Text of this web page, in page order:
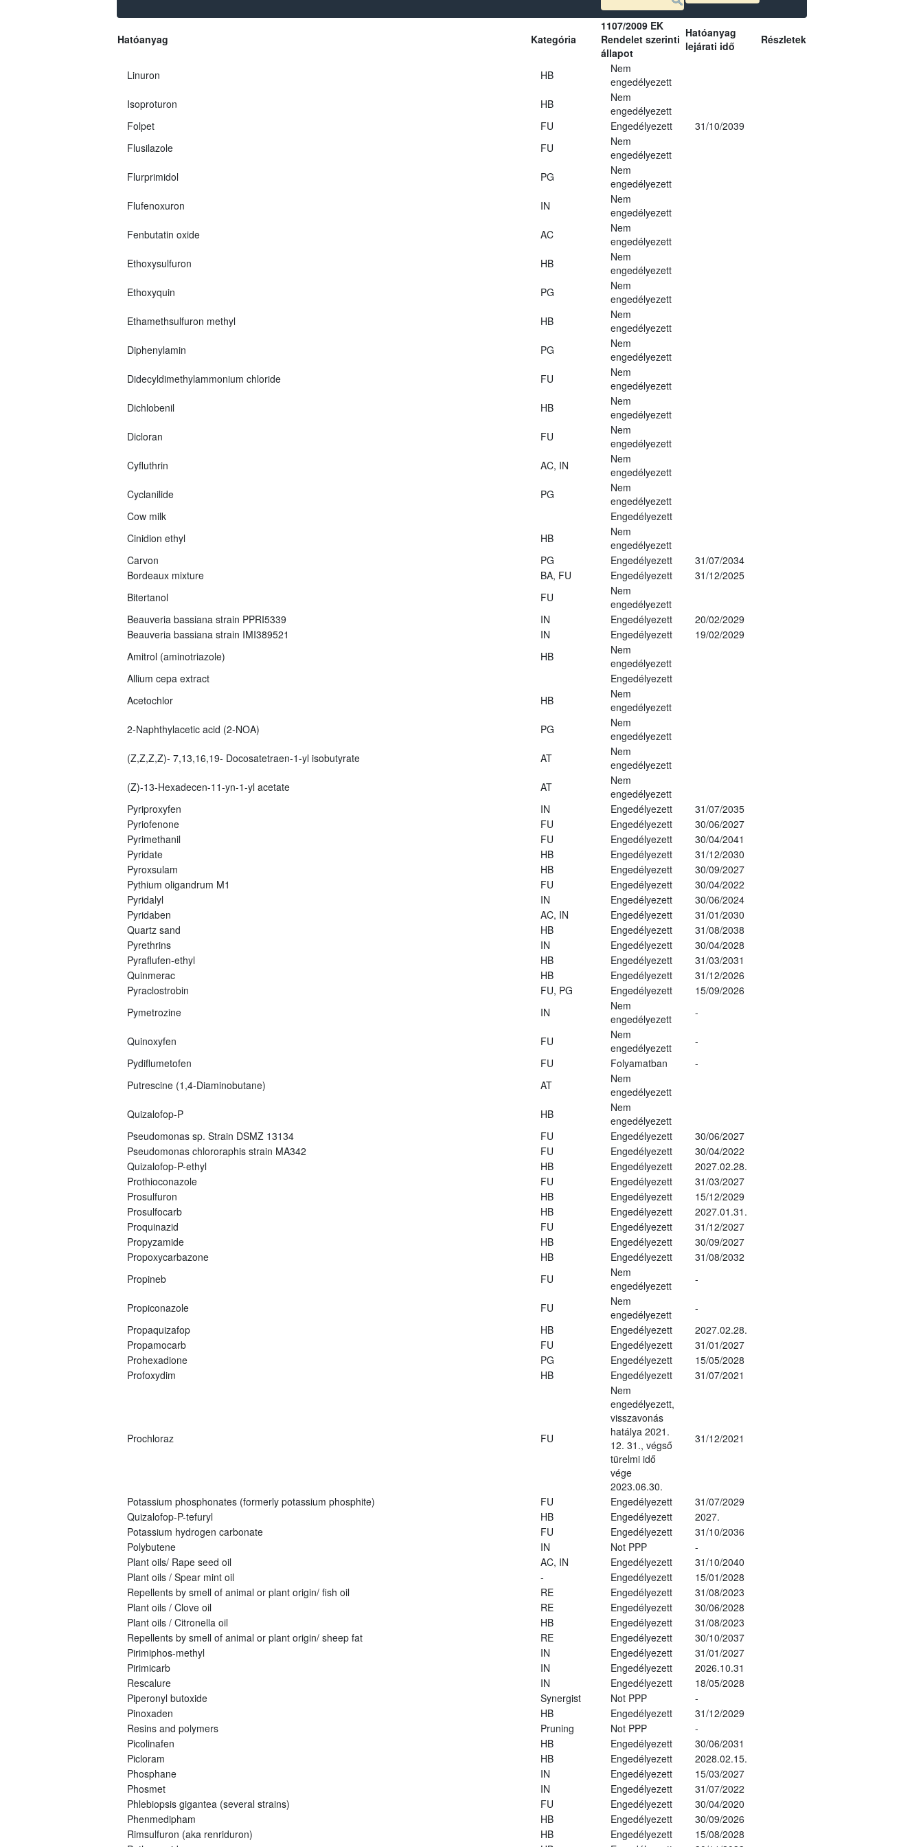
Hatóanyag Kategória
1107/2009 EK
Rendelet szerinti
állapot
Hatóanyag
lejárati idő
Részletek
Linuron HB
Nem
engedélyezett
Isoproturon
HB
Nem
engedélyezett
Folpet
FU Engedélyezett
31/10/2039
Flusilazole
FU
Nem
engedélyezett
Flurprimidol
PG
Nem
engedélyezett
Flufenoxuron
IN
Nem
engedélyezett
Fenbutatin oxide
AC
Nem
engedélyezett
Ethoxysulfuron
HB
Nem
engedélyezett
Ethoxyquin
PG
Nem
engedélyezett
Ethamethsulfuron methyl
HB
Nem
engedélyezett
Diphenylamin
PG
Nem
engedélyezett
Didecyldimethylammonium chloride
FU
Nem
engedélyezett
Dichlobenil
HB
Nem
engedélyezett
Dicloran
FU
Nem
engedélyezett
Cyfluthrin
AC, IN
Nem
engedélyezett
Cyclanilide
PG
Nem
engedélyezett
Cow milk
Engedélyezett
Cinidion ethyl
HB
Nem
engedélyezett
Carvon
PG Engedélyezett
31/07/2034
Bordeaux mixture
BA, FU Engedélyezett
31/12/2025
Bitertanol
FU
Nem
engedélyezett
Beauveria bassiana strain PPRI5339
IN Engedélyezett
20/02/2029
Beauveria bassiana strain IMI389521
IN Engedélyezett
19/02/2029
Amitrol (aminotriazole)
HB
Nem
engedélyezett
Allium cepa extract
Engedélyezett
Acetochlor
HB
Nem
engedélyezett
2-Naphthylacetic acid (2-NOA)
PG
Nem
engedélyezett
(Z,Z,Z,Z)- 7,13,16,19- Docosatetraen-1-yl isobutyrate
AT
Nem
engedélyezett
(Z)-13-Hexadecen-11-yn-1-yl acetate
AT
Nem
engedélyezett
Pyriproxyfen
IN Engedélyezett
31/07/2035
Pyriofenone
FU Engedélyezett
30/06/2027
Pyrimethanil
FU Engedélyezett
30/04/2041
Pyridate
HB Engedélyezett
31/12/2030
Pyroxsulam
HB Engedélyezett
30/09/2027
Pythium oligandrum M1
FU Engedélyezett
30/04/2022
Pyridalyl
IN Engedélyezett
30/06/2024
Pyridaben
AC, IN Engedélyezett
31/01/2030
Quartz sand
HB Engedélyezett
31/08/2038
Pyrethrins
IN Engedélyezett
30/04/2028
Pyraflufen-ethyl
HB Engedélyezett
31/03/2031
Quinmerac
HB Engedélyezett
31/12/2026
Pyraclostrobin
FU, PG Engedélyezett
15/09/2026
Pymetrozine
IN
Nem
engedélyezett
-
Quinoxyfen FU
Nem
engedélyezett
-
Pydiflumetofen
FU Folyamatban
-
Putrescine (1,4-Diaminobutane)
AT
Nem
engedélyezett
Quizalofop-P
HB
Nem
engedélyezett
Pseudomonas sp. Strain DSMZ 13134
FU Engedélyezett
30/06/2027
Pseudomonas chlororaphis strain MA342
FU Engedélyezett
30/04/2022
Quizalofop-P-ethyl
HB Engedélyezett
2027.02.28.
Prothioconazole
FU Engedélyezett
31/03/2027
Prosulfuron
HB Engedélyezett
15/12/2029
Prosulfocarb
HB Engedélyezett
2027.01.31.
Proquinazid
FU Engedélyezett
31/12/2027
Propyzamide
HB Engedélyezett
30/09/2027
Propoxycarbazone
HB Engedélyezett
31/08/2032
Propineb
FU
Nem
engedélyezett
-
Propiconazole FU
Nem
engedélyezett
-
Propaquizafop
HB Engedélyezett
2027.02.28.
Propamocarb
FU Engedélyezett
31/01/2027
Prohexadione
PG Engedélyezett
15/05/2028
Profoxydim
HB Engedélyezett 31/07/2021
Prochloraz FU
Nem
engedélyezett,
visszavonás
hatálya 2021.
12. 31., végső
türelmi idő
vége
2023.06.30.
31/12/2021
Potassium phosphonates (formerly potassium phosphite) FU Engedélyezett
31/07/2029
Quizalofop-P-tefuryl
HB Engedélyezett
2027.
Potassium hydrogen carbonate
FU Engedélyezett
31/10/2036
Polybutene
IN Not PPP
-
Plant oils/ Rape seed oil
AC, IN Engedélyezett
31/10/2040
Plant oils / Spear mint oil
- Engedélyezett
15/01/2028
Repellents by smell of animal or plant origin/ fish oil
RE Engedélyezett
31/08/2023
Plant oils / Clove oil
RE Engedélyezett
30/06/2028
Plant oils / Citronella oil
HB Engedélyezett
31/08/2023
Repellents by smell of animal or plant origin/ sheep fat
RE Engedélyezett
30/10/2037
Pirimiphos-methyl
IN Engedélyezett
31/01/2027
Pirimicarb
IN Engedélyezett
2026.10.31
Rescalure
IN Engedélyezett
18/05/2028
Piperonyl butoxide
Synergist Not PPP
-
Pinoxaden
HB Engedélyezett
31/12/2029
Resins and polymers
Pruning Not PPP
-
Picolinafen
HB Engedélyezett
30/06/2031
Picloram
HB Engedélyezett
2028.02.15.
Phosphane
IN Engedélyezett
15/03/2027
Phosmet
IN Engedélyezett
31/07/2022
Phlebiopsis gigantea (several strains)
FU Engedélyezett
30/04/2020
Phenmedipham
HB Engedélyezett
30/09/2026
Rimsulfuron (aka renriduron)
HB Engedélyezett
15/08/2028